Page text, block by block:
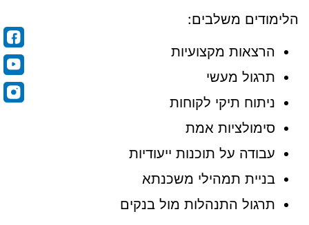
הלימודים משלבים:
הרצאות מקצועיות
תרגול מעשי
ניתוח תיקי לקוחות
סימולציות אמת
עבודה על תוכנות ייעודיות
בניית תמהילי משכנתא
תרגול התנהלות מול בנקים